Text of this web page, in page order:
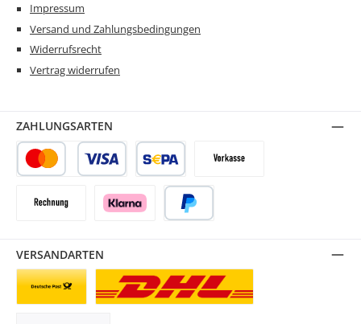
Impressum
Versand und Zahlungsbedingungen
Widerrufsrecht
Vertrag widerrufen
VERSANDARTEN
ZAHLUNGSARTEN
SEPA LastschriftVorkasse